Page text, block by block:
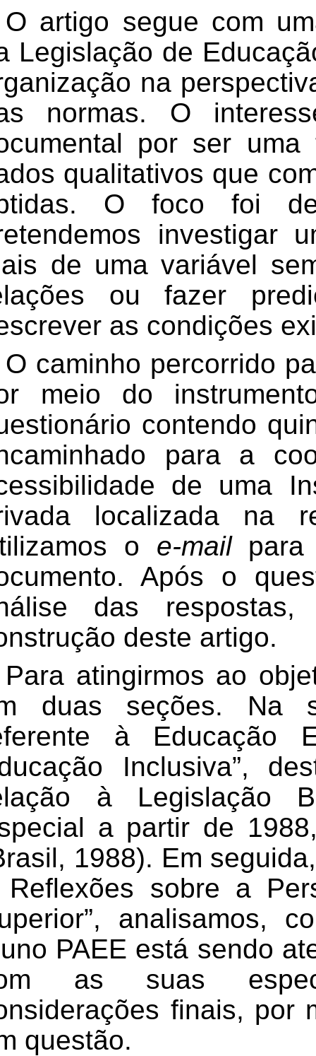
O artigo segue com
Legislação de
na
normas. O
por ser
qualitativos que
O foco foi
investigar
de uma variável
ou fazer
as condições
O caminho percorrido
meio do
contendo
para a
de uma
localizada na
o e-mailpara
Após o
das respostas,
deste artigo.
Para atingirmos ao
duas seções. Na
à Educação
Inclusiva”,
à Legislação
a partir de
1988). Em
sobre a
analisamos,
PAEE está sendo
as suas
finais, por
questão.